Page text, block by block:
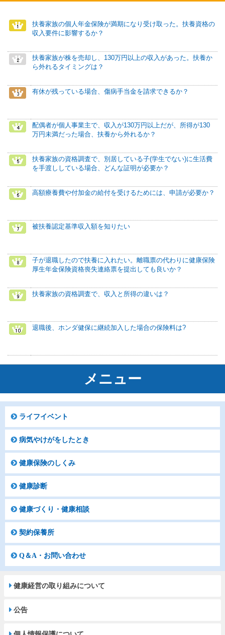
扶養家族の個人年金保険が満期になり受け取った。扶養資格の
収入要件に影響するか？
扶養家族が株を売却し、130万円以上の収入があった。扶養か
ら外れるタイミングは？
有休が残っている場合、傷病手当金を請求できるか？
配偶者が個人事業主で、収入が130万円以上だが、所得が130
万円未満だった場合、扶養から外れるか？
扶養家族の資格調査で、別居している子(学生でない)に生活費
を手渡ししている場合、どんな証明が必要か？
高額療養費や付加金の給付を受けるためには、申請が必要か？
被扶養認定基準収入額を知りたい
子が退職したので扶養に入れたい。離職票の代わりに健康保険
厚生年金保険資格喪失連絡票を提出しても良いか？
扶養家族の資格調査で、収入と所得の違いは？
退職後、ホンダ健保に継続加入した場合の保険料は?
メニュー
ライフイベント
病気やけがをしたとき
健康保険のしくみ
健康診断
健康づくり・健康相談
契約保養所
Q＆A・お問い合わせ
健康経営の取り組みについて
公告